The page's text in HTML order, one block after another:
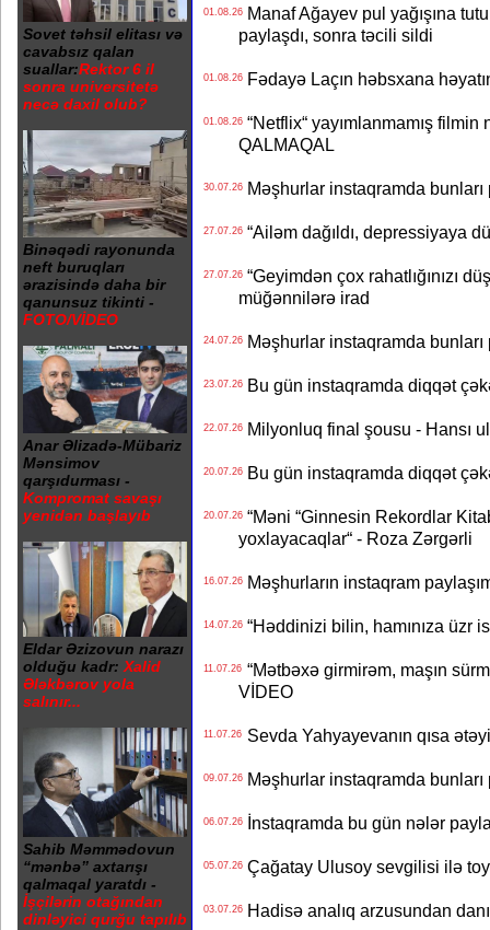
Sovet təhsil elitası və
cavabsız qalan
suallar:Rektor 6 il
sonra universitetə
necə daxil olub?
Binəqədi rayonunda
neft buruqları
ərazisində daha bir
qanunsuz tikinti -
FOTO/VİDEO
Anar Əlizadə-Mübariz
Mənsimov
qarşıdurması -
Kompromat savaşı
yenidən başlayıb
Eldar Əzizovun narazı
olduğu kadr: Xalid
Ələkbərov yola
salınır...
Sahib Məmmədovun
“mənbə” axtarışı
qalmaqal yaratdı -
İşçilərin otağından
dinləyici qurğu tapılıb
01.08.26Manaf Ağayev pul yağışına
paylaşdı, sonra təcili sildi
01.08.26Fədayə Laçın həbsxana
01.08.26“Netflix“ yayımlanmamış
QALMAQAL
30.07.26Məşhurlar instaqramda bunları
27.07.26“Ailəm dağıldı, depressiyaya
27.07.26“Geyimdən çox rahatlığınızı
müğənnilərə irad
24.07.26Məşhurlar instaqramda bunları
23.07.26Bu gün instaqramda diqqət
22.07.26Milyonluq final şousu - Hansı
20.07.26Bu gün instaqramda diqqət
20.07.26“Məni “Ginnesin Rekordlar
yoxlayacaqlar“ - Roza Zərgərli
16.07.26Məşhurların instaqram
14.07.26“Həddinizi bilin, hamınıza üzr
11.07.26“Mətbəxə girmirəm, maşın
VİDEO
11.07.26Sevda Yahyayevanın qısa
09.07.26Məşhurlar instaqramda bunları
06.07.26İnstaqramda bu gün nələr
05.07.26Çağatay Ulusoy sevgilisi ilə
03.07.26Hadisə analıq arzusundan